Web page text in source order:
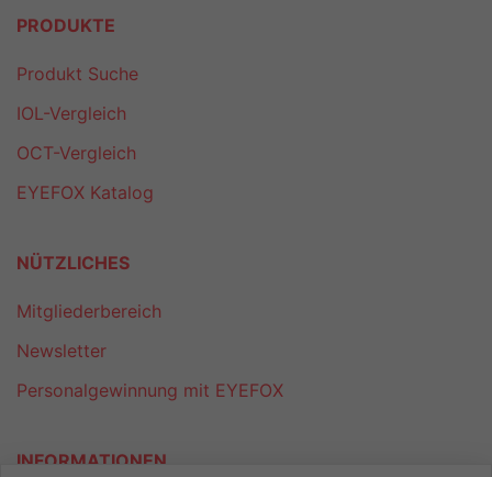
PRODUKTE
Produkt Suche
IOL-Vergleich
OCT-Vergleich
EYEFOX Katalog
NÜTZLICHES
Mitgliederbereich
Newsletter
Personalgewinnung mit EYEFOX
INFORMATIONEN